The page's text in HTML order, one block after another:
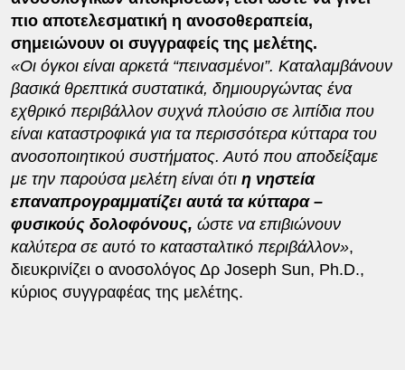
πιο αποτελεσματική η ανοσοθεραπεία,
σημειώνουν οι συγγραφείς της μελέτης.
«Οι όγκοι είναι αρκετά “πεινασμένοι”. Καταλαμβάνουν
βασικά θρεπτικά συστατικά, δημιουργώντας ένα
εχθρικό περιβάλλον συχνά πλούσιο σε λιπίδια που
είναι καταστροφικά για τα περισσότερα κύτταρα του
ανοσοποιητικού συστήματος. Αυτό που αποδείξαμε
με την παρούσα μελέτη είναι ότι η νηστεία
επαναπρογραμματίζει αυτά τα κύτταρα –
φυσικούς δολοφόνους, ώστε να επιβιώνουν
καλύτερα σε αυτό το κατασταλτικό περιβάλλον»,
διευκρινίζει ο ανοσολόγος Δρ Joseph Sun, Ph.D.,
κύριος συγγραφέας της μελέτης.